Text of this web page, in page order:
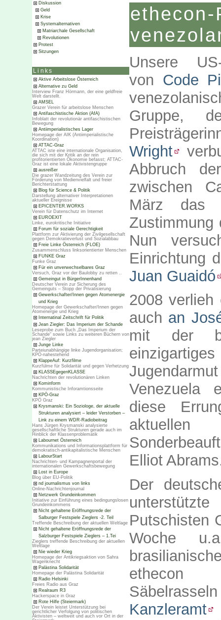
Diskussion
Geld
Krise
Systemalternativen
Matriarchale Gesellschaft
Revolutionen
Protest
Sitzungen
Links
Aktive Arbeitslose Österreich
Alternative zu Geld
Interview Franz Hörmann, der eine geldfreie
Welt darstellt.
AMSEL
Grazer Verein für arbeitslose Menschen
Antifaschistische Aktion (AfA)
Infoblatt der revolutionär antifaschistischen
Bewegung
Antiimperialistisches Lager
Homepage der AIK (Antiimperialistische
Koordination)
ATTAC-Graz
ATTAC iste eine internationale Organisation,
die sich mit der Kritik an der rein
profitorientierten Ökonomie befasst; ATTAC-
Graz ist eine lokale Aktivistengruppe
ausreißer
Die grazer Wandzeitung des Verein zur
Förderung von Medienvielfalt und freier
Berichterstattung
Blog für Science & Politik
Darstellung alternativer Interpretationen
aktueller Ereignisse
EPICENTER.WORKS
Verein für Datenschutz im Internet
EUROEXIT
Linke, eurokritische Initiative
Forum für soziale Gerechtigkeit
Plattform zur Aktivierung der Zivilgesellschaft
gegen Demokratieverlust und Sozialabbau
Freie Linke Österreich (FLOE)
Zusammenschluss linksorientierter Menschen
FUNKE Graz
Funke Graz
Für ein unverwechselbares Graz
Versuch, Graz vor der Baulobby zu retten ..
Gemeingut in BürgerInnenhand
Deutscher Verein zur Sicherung des
Gemeinguts – Stopp der Privatisierung
Gewerkschafter/Innen gegen Atomenergie
und Krieg
Homepage der Gewerkschafter/Innen gegen
Atomenergie und Krieg
Internatinal Zeitschrift für Politik
Jean Ziegler: Das Imperium der Schande
Leseprobe zum Buch „Das Imperium der
Schande“ sowie Links zu weiteren Büchern von
jean Ziegler
Junge Linke
Parteiunabhängige linke Jugendorganisation;
KPÖ-nahestehend
KlappeAuf: Kurzfilme
Kurzfülme für Solidarität und gegen Verhetzung
KLASSEgegenKLASSE
Nachrichten der revolutionären Linken
Kominform
Kommunistische Inforamtionsseite
KPÖ-Graz
KPÖ Graz
Krysmanski: Ein Soziologe, der aktuelle
Strukturen analysiert – leider Verstorben –
Link zu einem WDR-Radiobeitrag
Hans Jürgen Krysmanski analysierte
gesellschaftliche Strukturen gerade auch im
Hinblick der Klassenproblematik
Labournet Österreich
Kommunikations und Informationsplattform für
demokratisch-antikapitalistische Menschen
LabourStart
Nachrichten- und Kampagnenportal der
internationalen Gewerkschaftsbewegung
Lost in Europe
Blog über EU-Politik
nd journalismus von links
Online-Nachrichtenjournal
Netzwerk Grundeinkommen
Initiative zur Einführung eines bedingungslosen
Grundeinkommens
Nicht gehaltene Eröffnungsrede der
Salburger Festspiele Zieglers -2. Teil
Treffende Beschreibung der aktuellen Weltlage
Nicht gehaltene Eröffnungsrede der
Salzburger Festspiele Zieglers – 1.Tei
Zieglers treffende Beschreibung der aktuellen
Weltlage
Nie wieder Krieg
Homepage der Antikriegsaktion von Sahra
Wagenknecht
Palästina Solidarität
Homepage der Palästina Solidarität
Radio Helsinki
Freies Radio aus Graz
Realraum R3
Hackerspace in Graz
Rote Hilfe (Steiermark)
Der Verein leistet Unterstützung bei
gerichtlicher Verfolgung von politischen
Aktivisten – weltweit und auch vor Ort in der
Unsere
von Code
Gruppe,
Wright
Abbruch
zwischen
März das
Zustimmung
Nun
Einrichtung
Juan Guaidó
2008 verlieh
auch an
mit der
Venezuela
diese
Elliot
Der
Putschisten
Woche
ethecon
Kanzleramt